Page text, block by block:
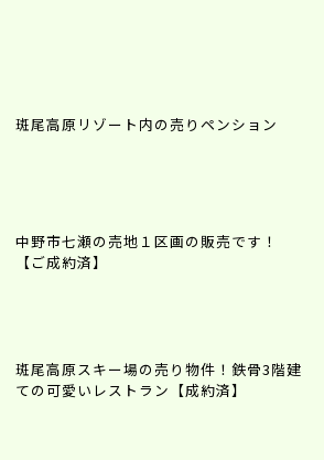
斑尾高原リゾート内の売りペンション
中野市七瀬の売地１区画の販売です！
【ご成約済】
斑尾高原スキー場の売り物件！鉄骨3階建
ての可愛いレストラン【成約済】